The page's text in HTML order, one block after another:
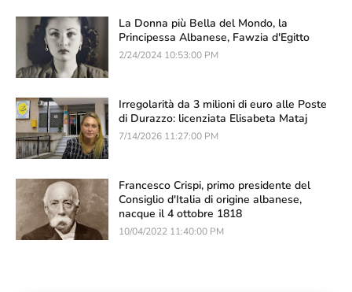
La Donna più Bella del Mondo, la
Principessa Albanese, Fawzia d'Egitto
2/24/2024 10:53:00 PM
Irregolarità da 3 milioni di euro alle Poste
di Durazzo: licenziata Elisabeta Mataj
7/14/2026 11:27:00 PM
Francesco Crispi, primo presidente del
Consiglio d'Italia di origine albanese,
nacque il 4 ottobre 1818
10/04/2022 11:40:00 PM